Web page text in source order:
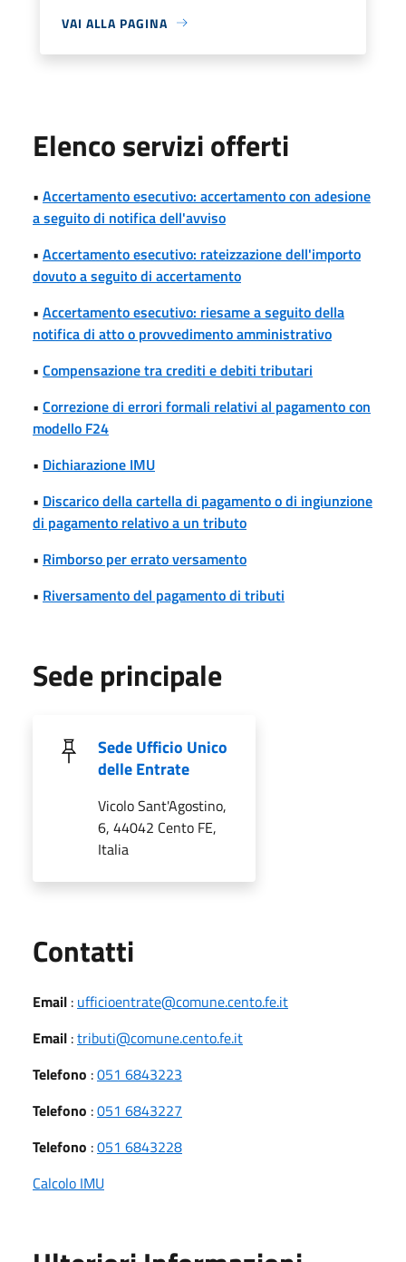
VAI ALLA PAGINA
Elenco servizi offerti
• Accertamento esecutivo: accertamento con adesione
a seguito di notifica dell'avviso
• Accertamento esecutivo: rateizzazione dell'importo
dovuto a seguito di accertamento
• Accertamento esecutivo: riesame a seguito della
notifica di atto o provvedimento amministrativo
• Compensazione tra crediti e debiti tributari
• Correzione di errori formali relativi al pagamento con
modello F24
• Dichiarazione IMU
• Discarico della cartella di pagamento o di ingiunzione
di pagamento relativo a un tributo
• Rimborso per errato versamento
• Riversamento del pagamento di tributi
Sede principale
Sede Ufficio Unico
delle Entrate
Vicolo Sant'Agostino,
6, 44042 Cento FE,
Italia
Contatti
Email : ufficioentrate@comune.cento.fe.it
Email :tributi@comune.cento.fe.it
Telefono :051 6843223
Telefono :051 6843227
Telefono :051 6843228
Calcolo IMU